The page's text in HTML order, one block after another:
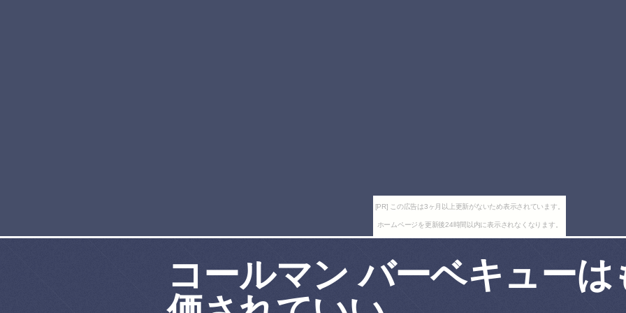
[PR] この広告は3ヶ月以上更新がないため表示されています。
ホームページを更新後24時間以内に表示されなくなります。
コールマン バーベキューは